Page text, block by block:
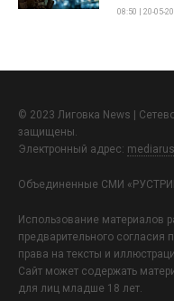
08:50 | 20-05-
© 2023 Лиговка News |
защищены.
Электронный адрес:
Объединенные СМИ
Использование материалов
предварительного согласия
права на тексты и
Сайт может содержать
для лиц младше 18 лет.